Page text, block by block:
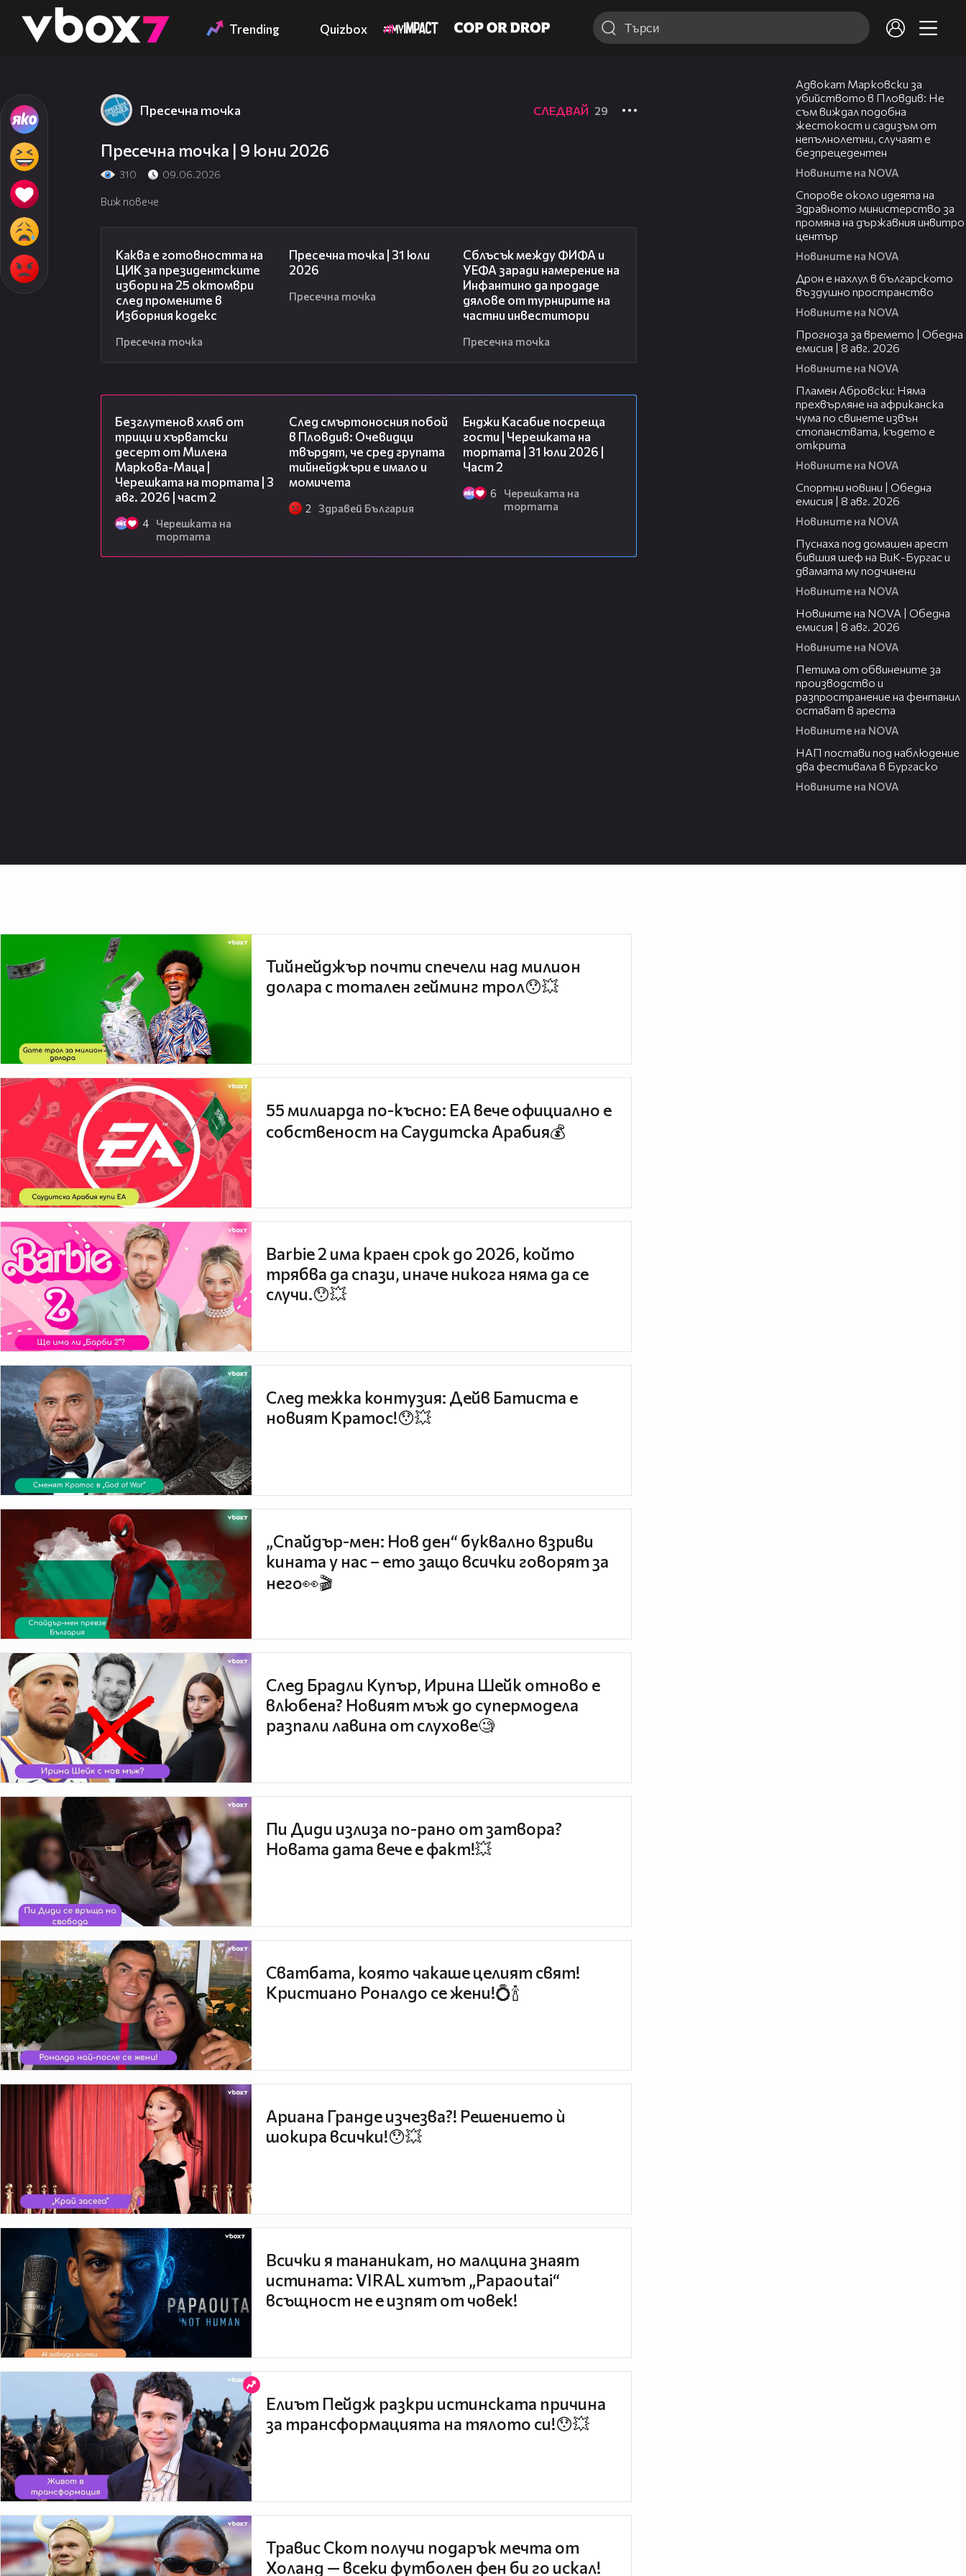
👾 Trending Quizbox
Пресечна точка СЛЕДВАЙ 29
Пресечна точка | 9 юни 2026
310 09.06.2026
Виж повече
Каква е готовността на
ЦИК за президентските
избори на 25 октомври
след промените в
Изборния кодекс
Пресечна точка
Пресечна точка | 31 юли
2026
Пресечна точка
Сблъсък между ФИФА и
УЕФА заради намерение на
Инфантино да продаде
дялове от турнирите на
частни инвеститори
Пресечна точка
Безглутенов хляб от
трици и хърватски
десерт от Милена
Маркова-Маца |
Черешката на тортата | 3
авг. 2026 | част 2
4
Черешката на
тортата
След смъртоносния побой
в Пловдив: Очевидци
твърдят, че сред групата
тийнейджъри е имало и
момичета
2 Здравей България
Енджи Касабие посреща
гости | Черешката на
тортата | 31 юли 2026 |
Част 2
6
Черешката на
тортата
Адвокат Марковски за
убийството в Пловдив: Не
съм виждал подобна
жестокост и садизъм от
непълнолетни, случаят е
безпрецедентен
Новините на NOVA
Спорове около идеята на
Здравното министерство за
промяна на държавния инвитро
център
Новините на NOVA
Дрон е нахлул в българското
въздушно пространство
Новините на NOVA
Прогноза за времето | Обедна
емисия | 8 авг. 2026
Новините на NOVA
Пламен Абровски: Няма
прехвърляне на африканска
чума по свинете извън
стопанствата, където е
открита
Новините на NOVA
Спортни новини | Обедна
емисия | 8 aвг. 2026
Новините на NOVA
Пуснаха под домашен арест
бившия шеф на ВиК-Бургас и
двамата му подчинени
Новините на NOVA
Новините на NOVA | Обедна
емисия | 8 авг. 2026
Новините на NOVA
Петима от обвинените за
производство и
разпространение на фентанил
остават в ареста
Новините на NOVA
НАП постави под наблюдение
два фестивала в Бургаско
Новините на NOVA
Тийнейджър почти спечели над милион
долара с тотален гейминг трол😯💥
55 милиарда по-късно: EA вече официално е
собственост на Саудитска Арабия💰
Barbie 2 има краен срок до 2026, който
трябва да спази, иначе никога няма да се
случи.😯💥
След тежка контузия: Дейв Батиста е
новият Кратос!😯💥
„Спайдър-мен: Нов ден“ буквално взриви
кината у нас – ето защо всички говорят за
него👀🎬
След Брадли Купър, Ирина Шейк отново е
влюбена? Новият мъж до супермодела
разпали лавина от слухове🧐
Пи Диди излиза по-рано от затвора?
Новата дата вече е факт!💥
Сватбата, която чакаше целият свят!
Кристиано Роналдо се жени!💍🍾
Ариана Гранде изчезва?! Решението ѝ
шокира всички!😯💥
Всички я тананикат, но малцина знаят
истината: VIRAL хитът „Papaoutai“
всъщност не е изпят от човек!
Елиът Пейдж разкри истинската причина
за трансформацията на тялото си!😯💥
Травис Скот получи подарък мечта от
Холанд — всеки футболен фен би го искал!